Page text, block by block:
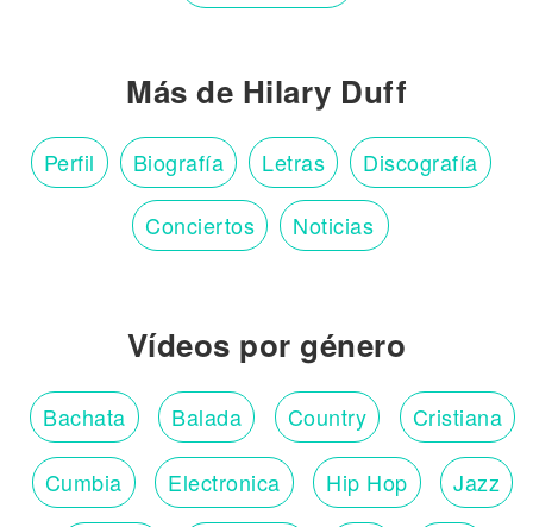
Más de Hilary Duff
Perfil Biografía Letras Discografía
Conciertos Noticias
Vídeos por género
Bachata Balada Country Cristiana
Cumbia Electronica Hip Hop Jazz